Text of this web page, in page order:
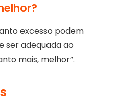
excesso podem
ser adequada ao
mais, melhor”.